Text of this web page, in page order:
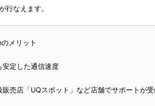
行なえます。
メリット
安定した通信速度
販売店「UQスポット」など店舗でサポートが